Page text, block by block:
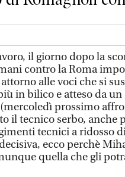
il giorno dopo la
contro la Roma
alle voci che si
in bilico e atteso da
prossimo
il tecnico serbo, anche
tecnici a ridosso
ecco perchè
quella che gli